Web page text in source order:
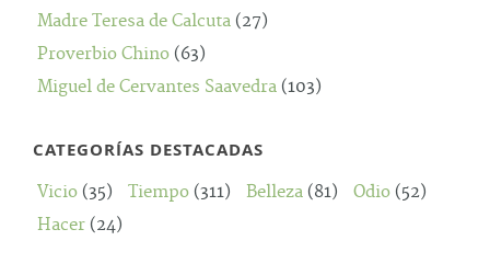
Madre Teresa de Calcuta (27)
Proverbio Chino (63)
Miguel de Cervantes Saavedra (103)
CATEGORÍAS DESTACADAS
Vicio (35) Tiempo (311) Belleza (81) Odio (52)
Hacer (24)